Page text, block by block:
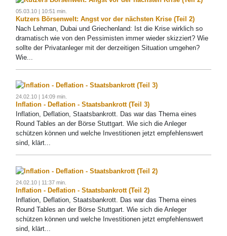
05.03.10 | 10:51 min.
Kutzers Börsenwelt: Angst vor der nächsten Krise (Teil 2)
Nach Lehman, Dubai und Griechenland: Ist die Krise wirklich so
dramatisch wie von den Pessimisten immer wieder skizziert? Wie
sollte der Privatanleger mit der derzeitigen Situation umgehen?
Wie...
24.02.10 | 14:09 min.
Inflation - Deflation - Staatsbankrott (Teil 3)
Inflation, Deflation, Staatsbankrott. Das war das Thema eines
Round Tables an der Börse Stuttgart. Wie sich die Anleger
schützen können und welche Investitionen jetzt empfehlenswert
sind, klärt...
24.02.10 | 11:37 min.
Inflation - Deflation - Staatsbankrott (Teil 2)
Inflation, Deflation, Staatsbankrott. Das war das Thema eines
Round Tables an der Börse Stuttgart. Wie sich die Anleger
schützen können und welche Investitionen jetzt empfehlenswert
sind, klärt...